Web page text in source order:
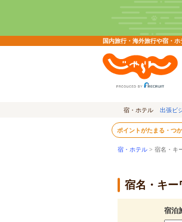
国内旅行・海外旅行や宿・
宿・ホテル 出張ビ
ポイントがたまる・つ
宿・ホテル > 宿名・キ
宿名・キー
宿泊